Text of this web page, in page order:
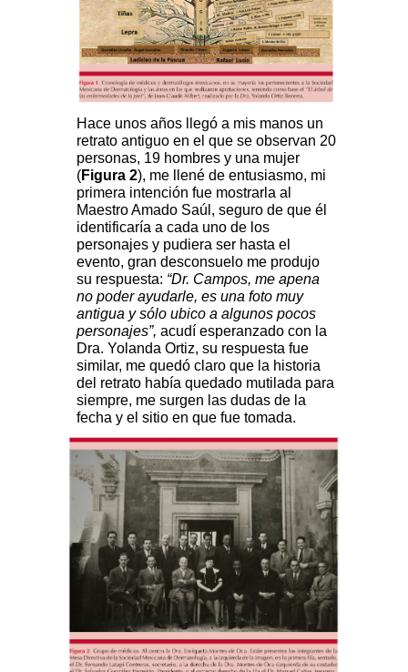
Hace unos años llegó a mis manos un
retrato antiguo en el que se observan 20
personas, 19 hombres y una mujer
(Figura 2), me llené de entusiasmo, mi
primera intención fue mostrarla al
Maestro Amado Saúl, seguro de que él
identificaría a cada uno de los
personajes y pudiera ser hasta el
evento, gran desconsuelo me produjo
su respuesta: “Dr. Campos, me apena
no poder ayudarle, es una foto muy
antigua y sólo ubico a algunos pocos
personajes”, acudí esperanzado con la
Dra. Yolanda Ortiz, su respuesta fue
similar, me quedó claro que la historia
del retrato había quedado mutilada para
siempre, me surgen las dudas de la
fecha y el sitio en que fue tomada.